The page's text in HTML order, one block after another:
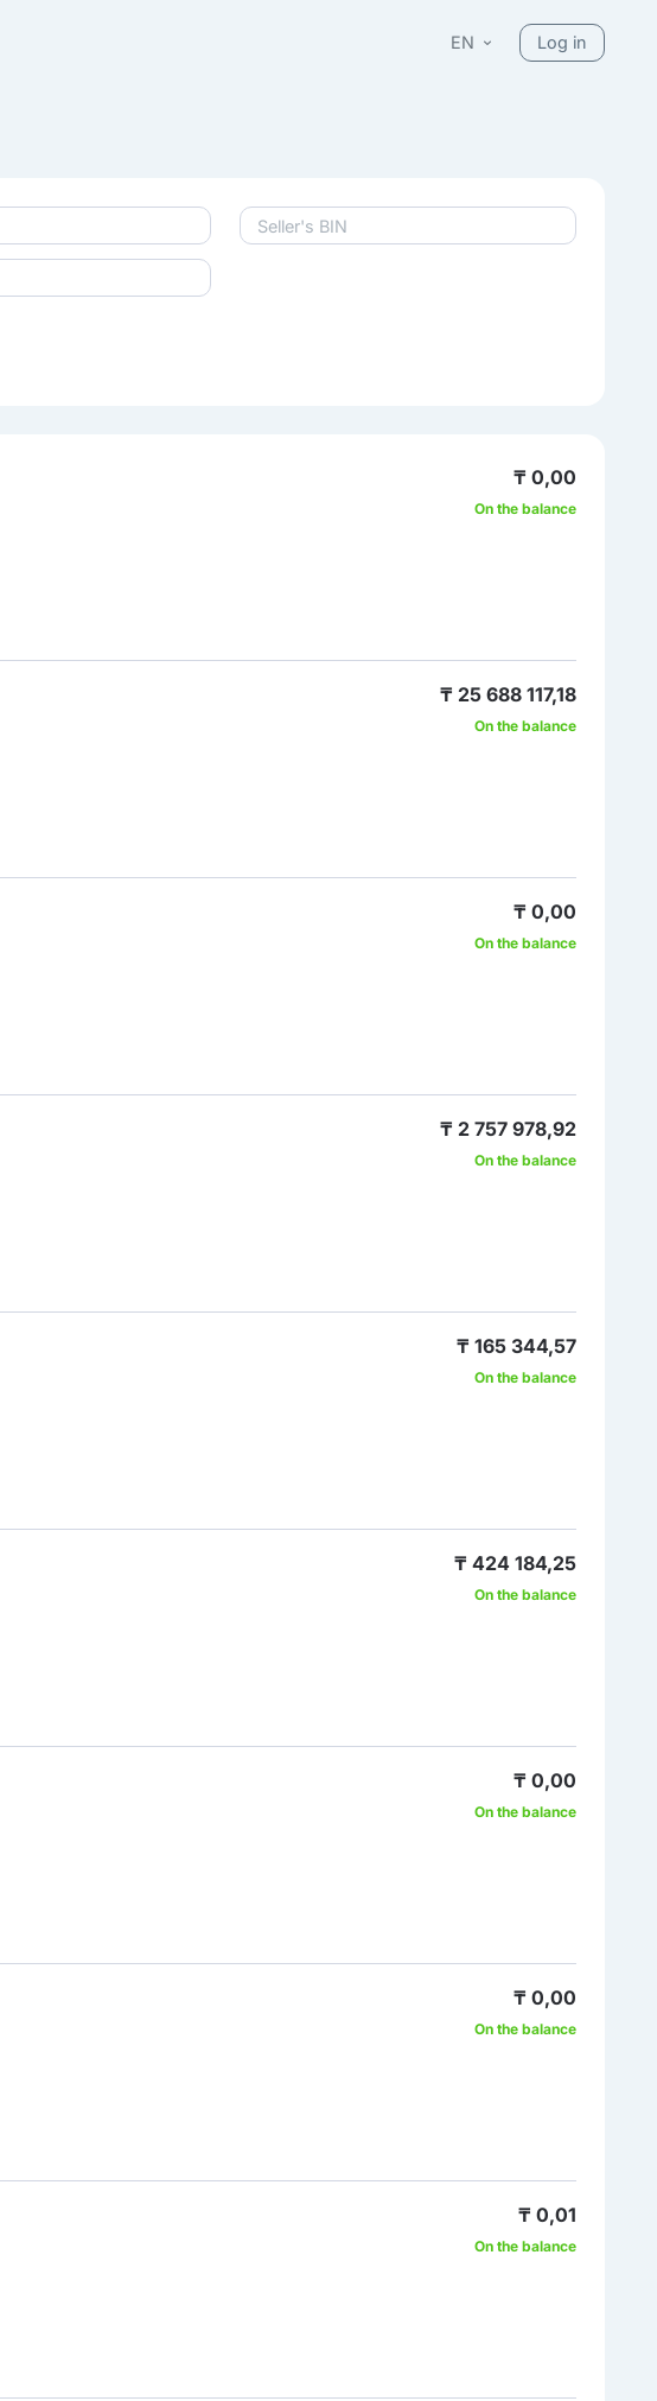
EN Log in
₸ 0,00
On the balance
₸ 25 688 117,18
On the balance
₸ 0,00
On the balance
₸ 2 757 978,92
On the balance
₸ 165 344,57
On the balance
₸ 424 184,25
On the balance
₸ 0,00
On the balance
₸ 0,00
On the balance
₸ 0,01
On the balance